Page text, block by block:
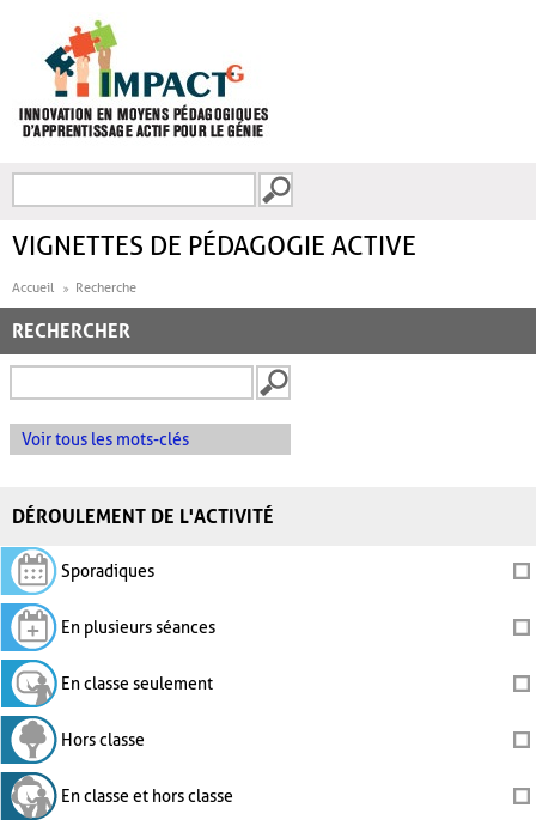
FORMULAIRE DE
VIGNETTES DE PÉDAGOGIE ACTIVE
Accueil Recherche
RECHERCHER
Voir tous les mots-clés
DÉROULEMENT DE L'ACTIVITÉ
Sporadiques
En plusieurs séances
En classe seulement
Hors classe
En classe et hors classe